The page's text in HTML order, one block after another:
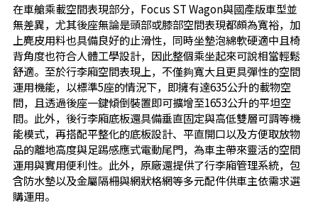
在車艙乘載空間表現部分，Focus ST Wagon與國產版車型並
無差異，尤其後座無論是頭部或膝部空間表現都頗為寬裕，加
上麂皮用料也具備良好的止滑性，同時坐墊泡綿軟硬適中且椅
背角度也符合人體工學設計，因此整個乘坐起來可說相當輕鬆
舒適。至於行李廂空間表現上，不僅夠寬大且更具彈性的空間
運用機能，以標準5座的情況下，即擁有達635公升的載物空
間，且透過後座一鍵傾倒裝置即可擴增至1653公升的平坦空
間。此外，後行李廂底板還具備垂直固定與高低雙層可調等機
能模式，再搭配平整化的底板設計、平直開口以及方便取放物
品的離地高度與足踢感應式電動尾門，為車主帶來靈活的空間
運用與實用便利性。此外，原廠還提供了行李廂管理系統，包
含防水墊以及金屬隔柵與網狀格網等多元配件供車主依需求選
購運用。